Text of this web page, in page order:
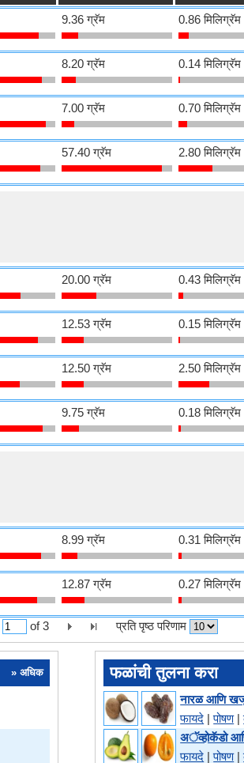
9.36 ग्रॅम 0.86 मिलिग्रॅम
8.20 ग्रॅम 0.14 मिलिग्रॅम
7.00 ग्रॅम 0.70 मिलिग्रॅम
57.40 ग्रॅम 2.80 मिलिग्रॅम
20.00 ग्रॅम 0.43 मिलिग्रॅम
12.53 ग्रॅम 0.15 मिलिग्रॅम
12.50 ग्रॅम 2.50 मिलिग्रॅम
9.75 ग्रॅम 0.18 मिलिग्रॅम
8.99 ग्रॅम 0.31 मिलिग्रॅम
12.87 ग्रॅम 0.27 मिलिग्रॅम
of3 प्रति पृष्ठ परिणाम
» अधिक फळांची तुलना करा
नारळ आणि
फायदे |पोषण|
अॅव्होकॅडो
फायदे |पोषण|